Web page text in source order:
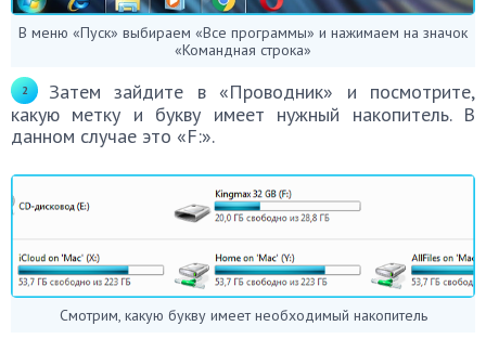
В меню «Пуск» выбираем «Все программы» и нажимаем на значок
«Командная строка»
Затем зайдите в «Проводник» и посмотрите,
какую метку и букву имеет нужный накопитель. В
данном случае это «F:».
Смотрим, какую букву имеет необходимый накопитель